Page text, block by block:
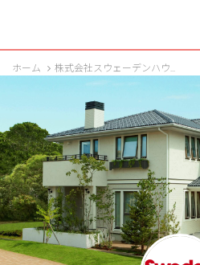
ホーム 株式会社スウェーデンハウ...